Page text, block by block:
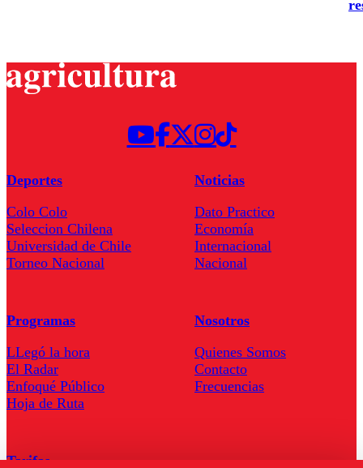
Deportes
Colo Colo
Seleccion Chilena
Universidad de Chile
Torneo Nacional
Noticias
Dato Practico
Economía
Internacional
Nacional
Programas
LLegó la hora
El Radar
Enfoqué Público
Hoja de Ruta
Nosotros
Quienes Somos
Contacto
Frecuencias
Tarifas